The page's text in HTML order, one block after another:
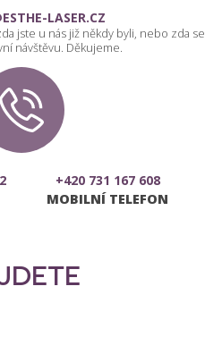
LASER.CZ
jste u nás již někdy byli, nebo zda se
návštěvu. Děkujeme.
+420 731 167 608
MOBILNÍ TELEFON